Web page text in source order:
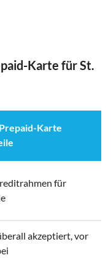
Karte für St.
Karte
für
akzeptiert, vor